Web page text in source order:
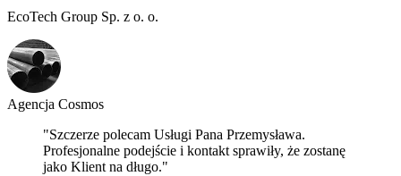
EcoTech Group Sp. z o. o.
Agencja Cosmos
"Szczerze polecam Usługi Pana Przemysława.
Profesjonalne podejście i kontakt sprawiły, że zostanę
jako Klient na długo."